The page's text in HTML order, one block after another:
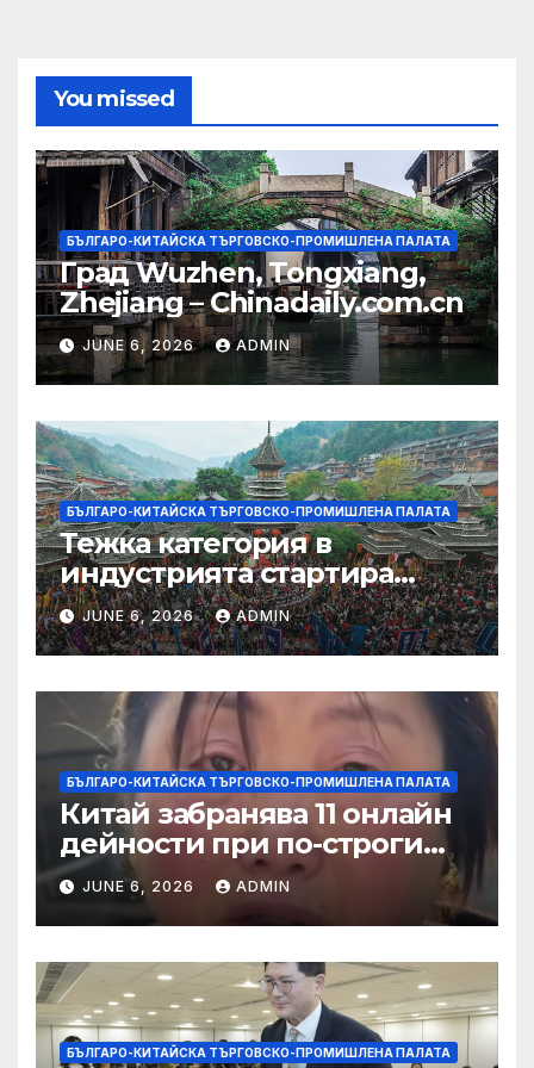
You missed
БЪЛГАРО-КИТАЙСКА ТЪРГОВСКО-ПРОМИШЛЕНА ПАЛАТА
Град Wuzhen, Tongxiang,
Zhejiang – Chinadaily.com.cn
JUNE 6, 2026 ADMIN
БЪЛГАРО-КИТАЙСКА ТЪРГОВСКО-ПРОМИШЛЕНА ПАЛАТА
Тежка категория в
индустрията стартира
алианс за космическа
слънчева енергия
JUNE 6, 2026 ADMIN
БЪЛГАРО-КИТАЙСКА ТЪРГОВСКО-ПРОМИШЛЕНА ПАЛАТА
Китай забранява 11 онлайн
дейности при по-строги
правила за ограничаване на
слуховете и
кибернасилниците
JUNE 6, 2026 ADMIN
БЪЛГАРО-КИТАЙСКА ТЪРГОВСКО-ПРОМИШЛЕНА ПАЛАТА